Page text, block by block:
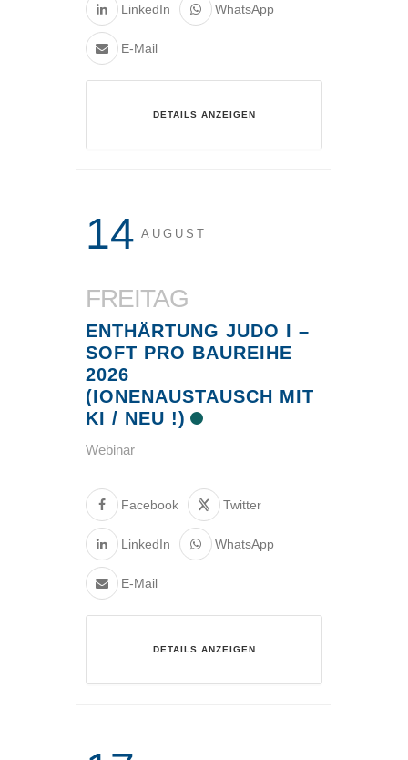
LinkedIn WhatsApp
E-Mail
DETAILS ANZEIGEN
14 AUGUST
FREITAG
ENTHÄRTUNG JUDO I –
SOFT PRO BAUREIHE
2026
(IONENAUSTAUSCH MIT
KI / NEU !)
Webinar
Facebook Twitter
LinkedIn WhatsApp
E-Mail
DETAILS ANZEIGEN